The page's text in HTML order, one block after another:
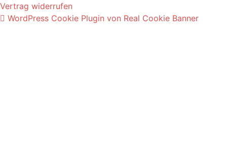
Vertrag widerrufen
WordPress Cookie Plugin von Real Cookie Banner